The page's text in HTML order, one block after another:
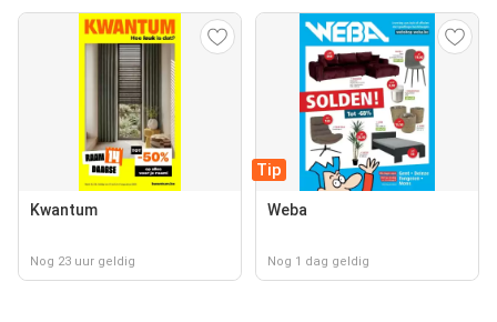
Kwantum
Nog 23 uur geldig
Tip
Weba
Nog 1 dag geldig